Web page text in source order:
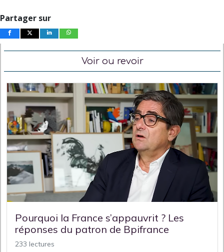
Partager sur
Voir ou revoir
Pourquoi la France s’appauvrit ? Les
réponses du patron de Bpifrance
233 lectures